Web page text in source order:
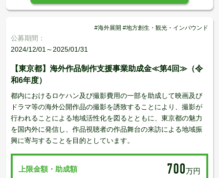
#海外展開 #地方創生・観光・インバウンド
公募期間：
2024/12/01～2025/01/31
【東京都】海外作品制作支援事業助成金≪第4回≫（令
和6年度）
都内におけるロケハン及び撮影費用の一部を助成して映画及び
ドラマ等の海外公開作品の撮影を誘致することにより、撮影が
行われることによる地域活性化を図るとともに、東京都の魅力
を国内外に発信し、作品視聴者の作品舞台の来訪による地域振
興に寄与することを目的としています。
上限金額・助成額 700万円